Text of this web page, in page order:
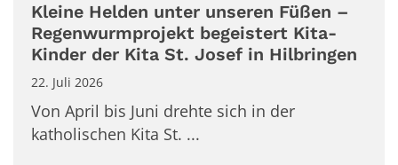
Kleine Helden unter unseren Füßen –
Regenwurmprojekt begeistert Kita-
Kinder der Kita St. Josef in Hilbringen
22. Juli 2026
Von April bis Juni drehte sich in der
katholischen Kita St. ...